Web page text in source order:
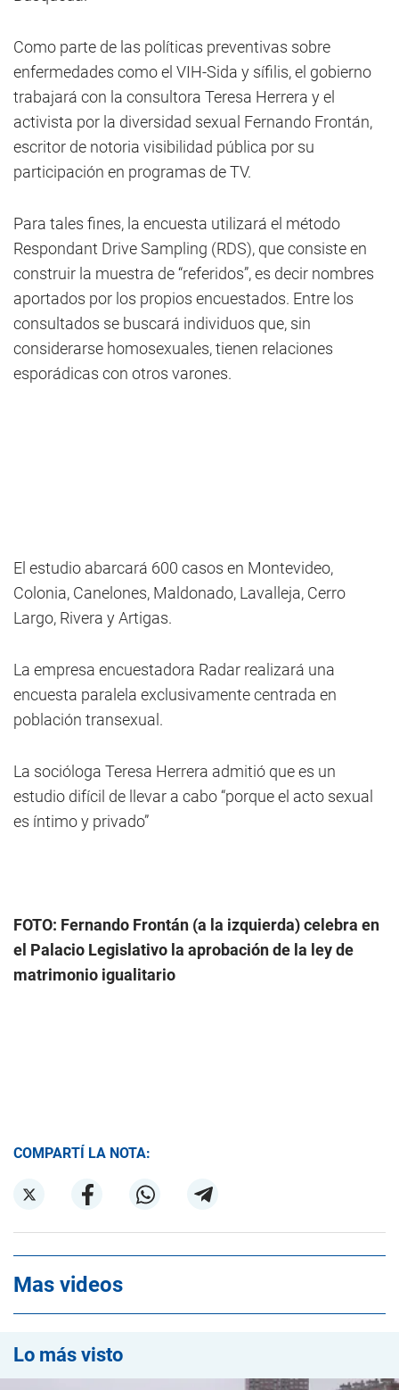
Como parte de las políticas preventivas sobre
enfermedades como el VIH-Sida y sífilis, el gobierno
trabajará con la consultora Teresa Herrera y el
activista por la diversidad sexual Fernando Frontán,
escritor de notoria visibilidad pública por su
participación en programas de TV.
Para tales fines, la encuesta utilizará el método
Respondant Drive Sampling (RDS), que consiste en
construir la muestra de “referidos”, es decir nombres
aportados por los propios encuestados. Entre los
consultados se buscará individuos que, sin
considerarse homosexuales, tienen relaciones
esporádicas con otros varones.
El estudio abarcará 600 casos en Montevideo,
Colonia, Canelones, Maldonado, Lavalleja, Cerro
Largo, Rivera y Artigas.
La empresa encuestadora Radar realizará una
encuesta paralela exclusivamente centrada en
población transexual.
La socióloga Teresa Herrera admitió que es un
estudio difícil de llevar a cabo “porque el acto sexual
es íntimo y privado”
FOTO: Fernando Frontán (a la izquierda) celebra en
el Palacio Legislativo la aprobación de la ley de
matrimonio igualitario
COMPARTÍ LA NOTA:
Mas videos
Lo más visto